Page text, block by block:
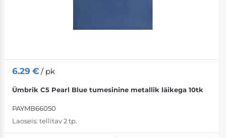
6.29 €/ pk
Ümbrik C5 Pearl Blue tumesinine metallik läikega 10tk
PAYMB66050
Laoseis: tellitav 2 tp.